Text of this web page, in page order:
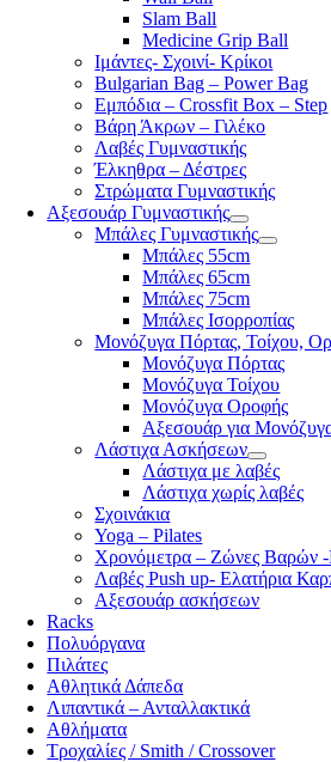
Slam Ball
Medicine Grip Ball
Ιμάντες- Σχοινί- Κρίκοι
Bulgarian Bag – Power Bag
Εμπόδια – Crossfit Box – Step
Βάρη Άκρων – Γιλέκο
Λαβές Γυμναστικής
Έλκηθρα – Δέστρες
Στρώματα Γυμναστικής
Αξεσουάρ Γυμναστικής
Μπάλες Γυμναστικής
Μπάλες 55cm
Μπάλες 65cm
Μπάλες 75cm
Μπάλες Ισορροπίας
Μονόζυγα Πόρτας, Τοίχου,
Μονόζυγα Πόρτας
Μονόζυγα Τοίχου
Μονόζυγα Οροφής
Αξεσουάρ για
Λάστιχα Ασκήσεων
Λάστιχα με λαβές
Λάστιχα χωρίς λαβές
Σχοινάκια
Yoga – Pilates
Χρονόμετρα – Ζώνες Βαρών
Λαβές Push up- Ελατήρια
Αξεσουάρ ασκήσεων
Racks
Πολυόργανα
Πιλάτες
Αθλητικά Δάπεδα
Λιπαντικά – Ανταλλακτικά
Αθλήματα
Τροχαλίες / Smith / Crossover